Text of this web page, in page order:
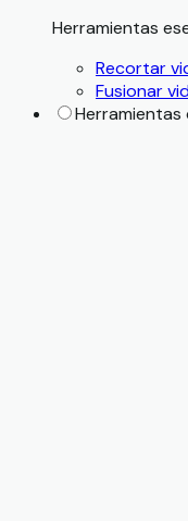
Herramientas
Recortar
Fusionar
Herramientas